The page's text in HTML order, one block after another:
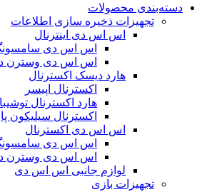
دسته‌بندی محصولات
تجهیزات ذخیره سازی اطلاعات
اس اس دی اینترنال
اس اس دی
اس اس دی وسترن
هارد دیسک اکسترنال
اکسترنال اپیسر
هارد اکسترنال توشیبا
اکسترنال سیلیکون
اس اس دی اکسترنال
اس اس دی
اس اس دی وسترن
لوازم جانبی اس اس دی
تجهیزات بازی